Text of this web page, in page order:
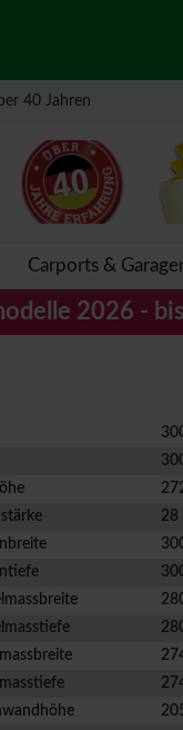
40 Jahren
Carports &
2026 -
28